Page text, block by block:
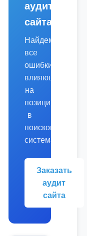
аудит
сайта
Найдем
все
ошибки,
влияющие
на
позиции
в
поисковых
системах.
Заказать
аудит
сайта